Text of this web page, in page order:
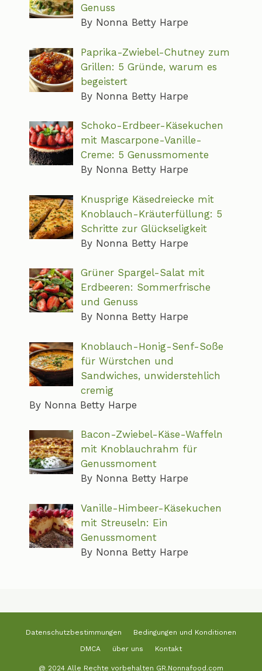
Genuss
By Nonna Betty Harpe
Paprika-Zwiebel-Chutney zum
Grillen: 5 Gründe, warum es
begeistert
By Nonna Betty Harpe
Schoko-Erdbeer-Käsekuchen
mit Mascarpone-Vanille-
Creme: 5 Genussmomente
By Nonna Betty Harpe
Knusprige Käsedreiecke mit
Knoblauch-Kräuterfüllung: 5
Schritte zur Glückseligkeit
By Nonna Betty Harpe
Grüner Spargel-Salat mit
Erdbeeren: Sommerfrische
und Genuss
By Nonna Betty Harpe
Knoblauch-Honig-Senf-Soße
für Würstchen und
Sandwiches, unwiderstehlich
cremig
By Nonna Betty Harpe
Bacon-Zwiebel-Käse-Waffeln
mit Knoblauchrahm für
Genussmoment
By Nonna Betty Harpe
Vanille-Himbeer-Käsekuchen
mit Streuseln: Ein
Genussmoment
By Nonna Betty Harpe
Datenschutzbestimmungen
Bedingungen und Konditionen
DMCA
über uns Kontakt
@ 2024 Alle Rechte vorbehalten GR.Nonnafood.com